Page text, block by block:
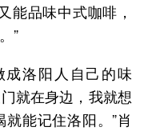
能品味中式咖啡，
”
成洛阳人自己的味
就在身边，我就想
能记住洛阳。”肖